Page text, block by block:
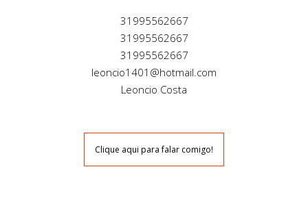
31995562667
31995562667
31995562667
leoncio1401@hotmail.com
Leoncio Costa
Clique aqui para falar comigo!